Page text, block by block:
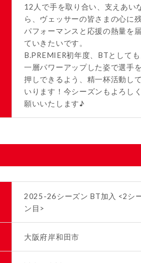
12人で手を取り合い、支えあい
ら、ヴェッサーの皆さまの心に
パフォーマンスと応援の熱量を
ていきたいです。
B.PREMIER初年度、BTとして
一層パワーアップした姿で選手
押しできるよう、精一杯活動し
いります！今シーズンもよろし
願いいたします♪
2025-26シーズン BT加入 <2シ
ン目>
大阪府岸和田市